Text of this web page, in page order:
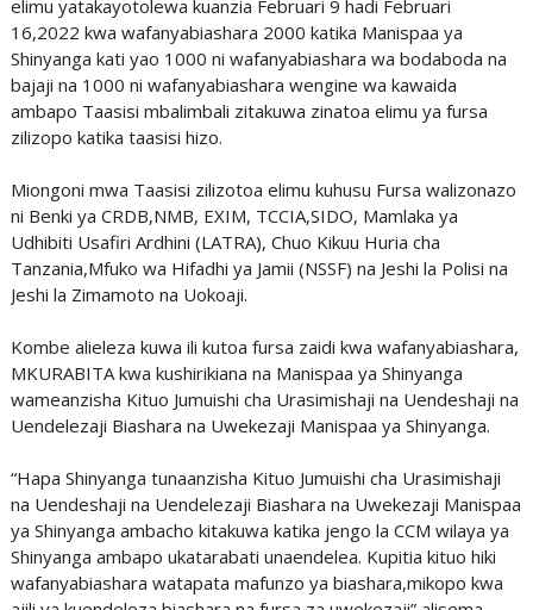
elimu yatakayotolewa kuanzia Februari 9 hadi Februari
16,2022 kwa wafanyabiashara 2000 katika Manispaa ya
Shinyanga kati yao 1000 ni wafanyabiashara wa bodaboda na
bajaji na 1000 ni wafanyabiashara wengine wa kawaida
ambapo Taasisi mbalimbali zitakuwa zinatoa elimu ya fursa
zilizopo katika taasisi hizo.
Miongoni mwa Taasisi zilizotoa elimu kuhusu Fursa walizonazo
ni Benki ya CRDB,NMB, EXIM, TCCIA,SIDO, Mamlaka ya
Udhibiti Usafiri Ardhini (LATRA), Chuo Kikuu Huria cha
Tanzania,Mfuko wa Hifadhi ya Jamii (NSSF) na Jeshi la Polisi na
Jeshi la Zimamoto na Uokoaji.
Kombe alieleza kuwa ili kutoa fursa zaidi kwa wafanyabiashara,
MKURABITA kwa kushirikiana na Manispaa ya Shinyanga
wameanzisha Kituo Jumuishi cha Urasimishaji na Uendeshaji na
Uendelezaji Biashara na Uwekezaji Manispaa ya Shinyanga.
“Hapa Shinyanga tunaanzisha Kituo Jumuishi cha Urasimishaji
na Uendeshaji na Uendelezaji Biashara na Uwekezaji Manispaa
ya Shinyanga ambacho kitakuwa katika jengo la CCM wilaya ya
Shinyanga ambapo ukatarabati unaendelea. Kupitia kituo hiki
wafanyabiashara watapata mafunzo ya biashara,mikopo kwa